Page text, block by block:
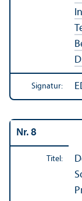
Signatur:
Nr. 8
Titel: